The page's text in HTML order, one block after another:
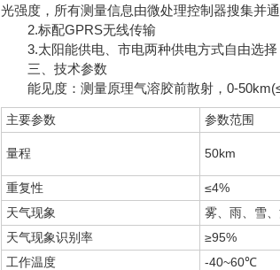
光强度，所有测量信息由微处理控制器搜集并
2.标配GPRS无线传输
3.太阳能供电、市电两种供电方式自由选择
三、技术参数
能见度：测量原理气溶胶前散射，0-
主要参数 参数范围
量程 50km
重复性
≤4%
天气现象
雾、雨、雪
天气现象识别率
≥95%
工作温度
-40~60℃